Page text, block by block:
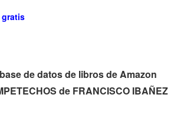
gratis
de datos de libros de Amazon
de FRANCISCO IBAÑEZ